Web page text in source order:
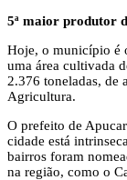
5ª maior produtor
Hoje, o município é
uma área cultivada
2.376 toneladas, de
Agricultura.
O prefeito de
cidade está
bairros foram
na região, como o